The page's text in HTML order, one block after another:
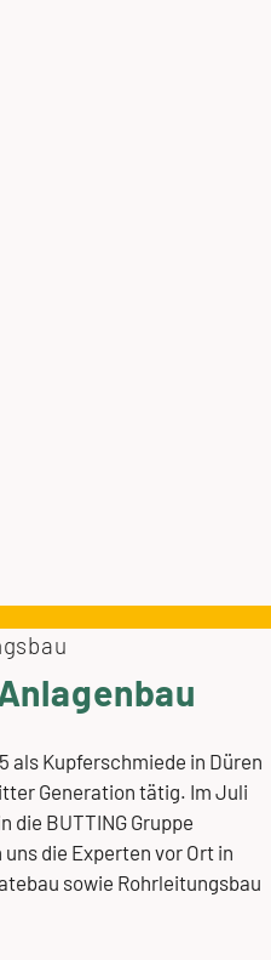
als Kupferschmiede in Düren
Generation tätig. Im Juli
die BUTTING Gruppe
die Experten vor Ort in
sowie Rohrleitungsbau